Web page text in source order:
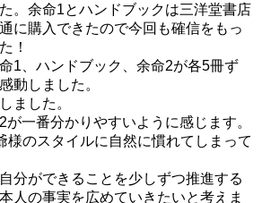
。余命1とハンドブックは三洋堂書店
に購入できたので今回も確信をもっ
！
1、ハンドブック、余命2が各5冊ず
動しました。
ました。
一番分かりやすいように感じます。
様のスタイルに自然に慣れてしまって
分ができることを少しずつ推進する
人の事実を広めていきたいと考えま